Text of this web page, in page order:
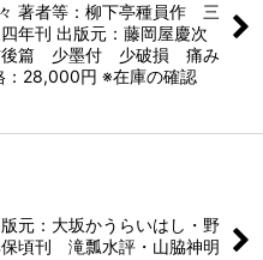
著者等：柳下亭種員作 三
年刊 出版元：藤岡屋慶次
後篇 少墨付 少破損 痛み
：28,000円 ※在庫の確認
元：大坂かうらいはし・野
頃刊 滝瓢水評・山脇神明